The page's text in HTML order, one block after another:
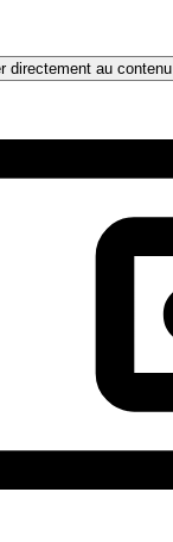
directement au contenu